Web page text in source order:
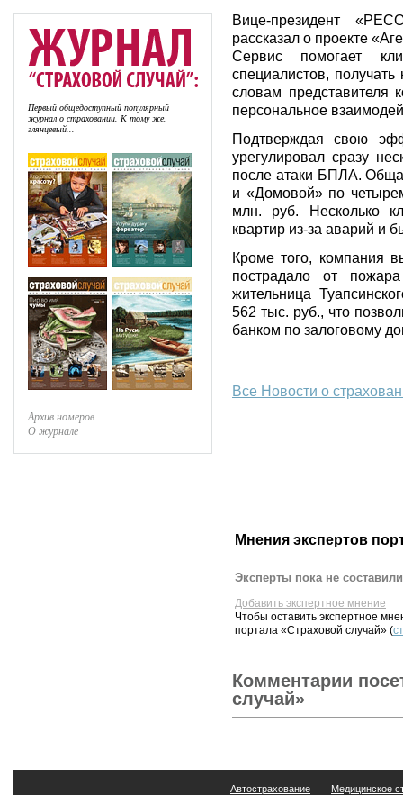
Первый общедоступный популярный
журнал о страховании. К тому же,
глянцевый...
Архив номеров
О журнале
Вице-президент
рассказал о проекте
Сервис помогает
специалистов,
словам представителя
персональное
Подтверждая свою
урегулировал сразу
после атаки БПЛА.
и «Домовой» по
млн. руб. Несколько
квартир из-за аварий и
Кроме того, компания
пострадало от
жительница
562 тыс. руб., что
банком по залоговому
Все Новости о
Мнения экспертов
Эксперты пока не
Добавить экспертное мнение
Чтобы оставить экспертное
портала «Страховой случай» (
Комментарии
случай»
Автострахование Медицинское